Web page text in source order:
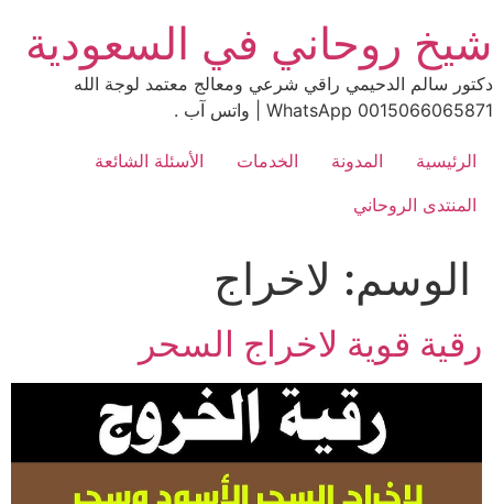
to
content
شيخ روحاني في السعودية
دكتور سالم الدحيمي راقي شرعي ومعالج معتمد لوجة الله
0015066065871 WhatsApp | واتس آب .
الرئيسية المدونة الخدمات
الأسئلة الشائعة
المنتدى الروحاني
الوسم: لاخراج
رقية قوية لاخراج السحر